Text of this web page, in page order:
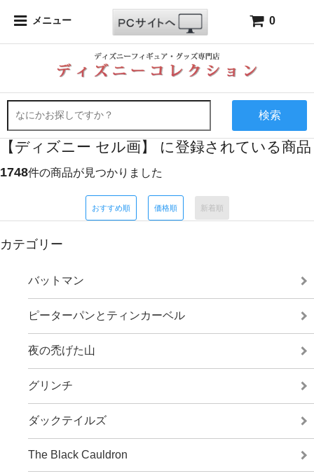
メニュー 0
検索
【ディズニー セル画】 に登録されている商品
1748件の商品が見つかりました
おすすめ順 価格順 新着順
カテゴリー
バットマン
ピーターパンとティンカーベル
夜の禿げた山
グリンチ
ダックテイルズ
The Black Cauldron